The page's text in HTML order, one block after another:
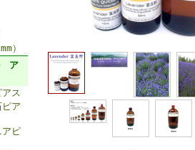
）
ア
ス
ア
ピ